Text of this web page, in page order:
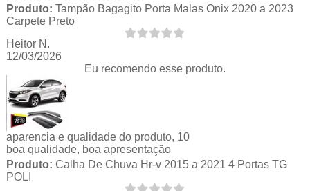
Produto: Tampão Bagagito Porta Malas Onix 2020 a 2023
Carpete Preto
Heitor N.
12/03/2026
Eu recomendo esse produto.
aparencia e qualidade do produto, 10
boa qualidade, boa apresentação
Produto: Calha De Chuva Hr-v 2015 a 2021 4 Portas TG
POLI